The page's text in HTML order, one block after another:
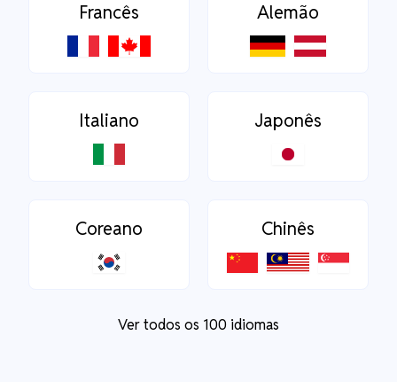
Francês Alemão
Italiano Japonês
Coreano Chinês
Ver todos os 100 idiomas